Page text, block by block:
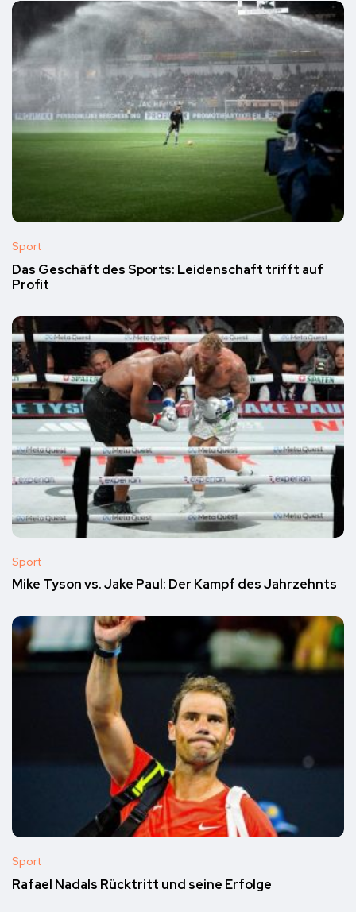
Sport
Das Geschäft des Sports: Leidenschaft trifft auf
Profit
Sport
Mike Tyson vs. Jake Paul: Der Kampf des Jahrzehnts
Sport
Rafael Nadals Rücktritt und seine Erfolge